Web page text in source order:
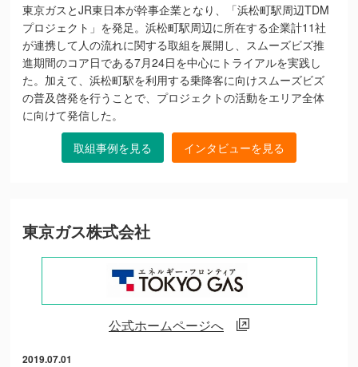
東京ガスとJR東日本が幹事企業となり、「浜松町駅周辺TDM
プロジェクト」を発足。浜松町駅周辺に所在する企業計11社
が連携して人の流れに関する取組を展開し、スムーズビズ推
進期間のコア日である7月24日を中心にトライアルを実践し
た。加えて、浜松町駅を利用する乗降客に向けスムーズビズ
の普及啓発を行うことで、プロジェクトの活動をエリア全体
に向けて発信した。
取組事例を見る インタビューを見る
東京ガス株式会社
公式ホームページへ
2019.07.01